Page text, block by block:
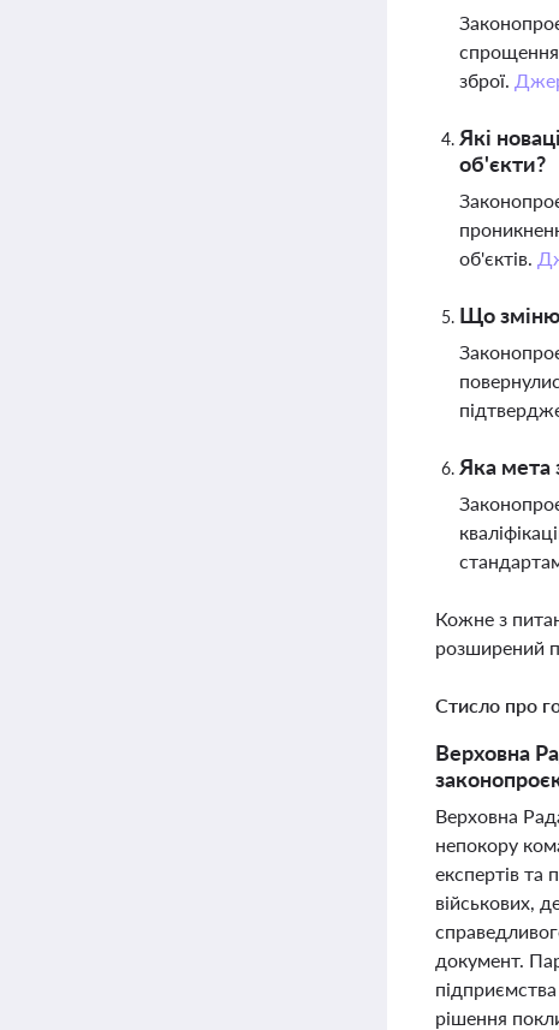
спрощення
зброї.
Які
об'єкти?
об'єктів.
Що
Яка мета
Кожне з
розширений
Стисло про
Верховна
Верховна
непокору
експертів та
військових,
документ.
рішення